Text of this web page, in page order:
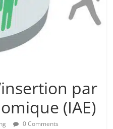
par
(IAE)
0 Comments